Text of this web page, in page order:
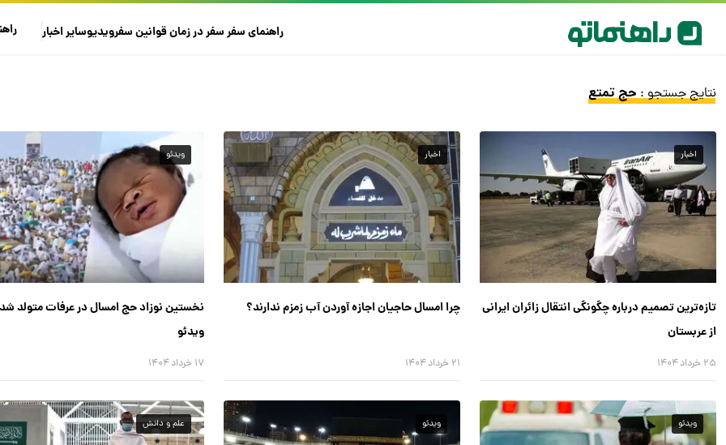
راهنمای سفرسفر در زمانقوانین سفرویدیوسایراخبار
نتایج جستجو :حج تمتع
اخبار
تازه‌ترین تصمیم درباره چگونگی انتقال زائران ایرانی
از عربستان
۲۵ خرداد ۱۴۰۴
اخبار
چرا امسال حاجیان اجازه آوردن آب زمزم ندارند؟
۲۱ خرداد ۱۴۰۴
ویدئو
نخستین نوزاد حج امسال در عرفات متولد
ویدئو
۱۷ خرداد ۱۴۰۴
ویدئو ویدئو علم و دانش